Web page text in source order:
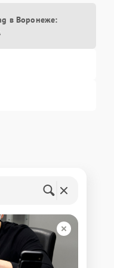
в Воронеже: